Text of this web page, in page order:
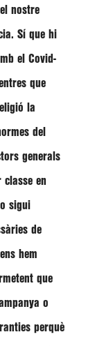
nostre
Sí que hi
el Covid-
que
la
del
generals
en
sigui
de
hem
que
o
perquè